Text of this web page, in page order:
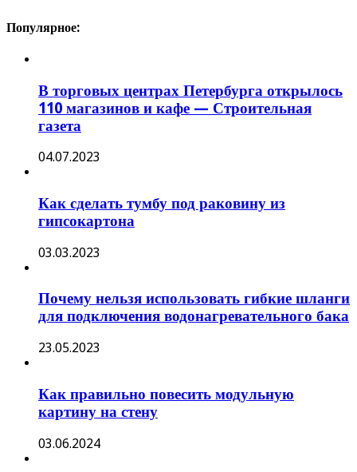
Популярное:
В торговых центрах Петербурга открылось
110 магазинов и кафе — Строительная
газета
04.07.2023
Как сделать тумбу под раковину из
гипсокартона
03.03.2023
Почему нельзя использовать гибкие шланги
для подключения водонагревательного бака
23.05.2023
Как правильно повесить модульную
картину на стену
03.06.2024